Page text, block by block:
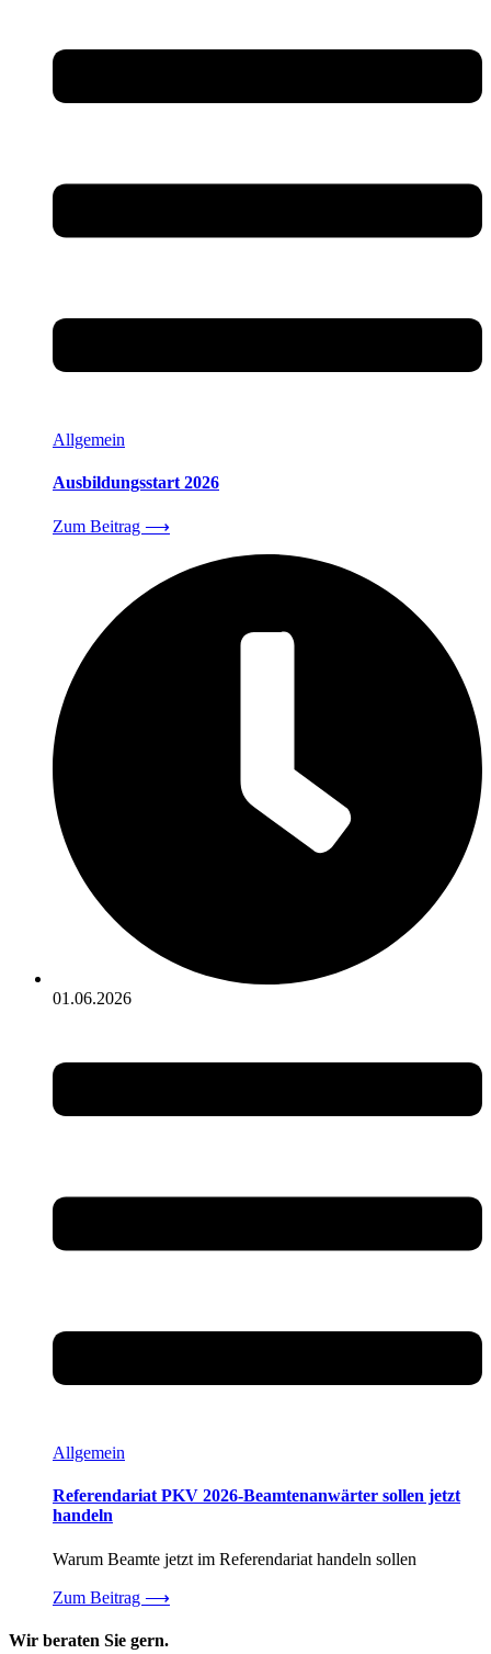
Allgemein
Ausbildungsstart 2026
Zum Beitrag ⟶
01.06.2026
Allgemein
Referendariat PKV 2026-Beamtenanwärter sollen jetzt
handeln
Warum Beamte jetzt im Referendariat handeln sollen
Zum Beitrag ⟶
Wir beraten Sie gern.